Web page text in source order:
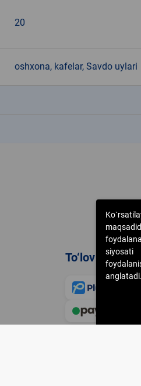
20
oshxona, kafelar, Savdo uylari
To‘lov usullari
anglatadi.